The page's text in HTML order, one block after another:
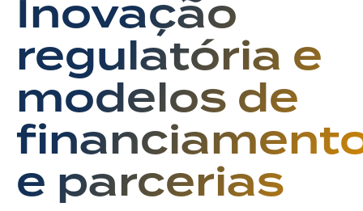
Inovação
regulatória e
modelos de
e parcerias